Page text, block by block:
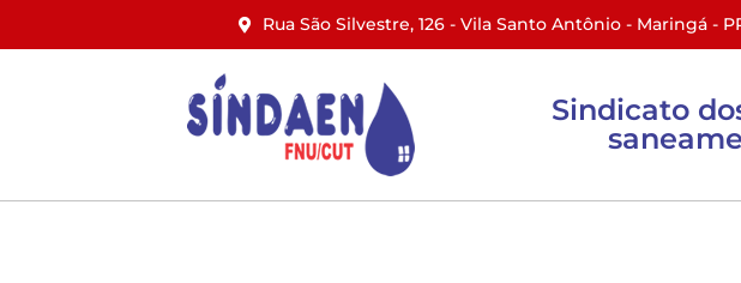
Rua São Silvestre, 126 - Vila Santo Antônio - Maringá -
Sindicato